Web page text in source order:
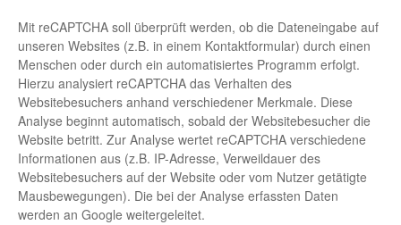
Mit reCAPTCHA soll überprüft werden, ob die Dateneingabe auf
unseren Websites (z.B. in einem Kontaktformular) durch einen
Menschen oder durch ein automatisiertes Programm erfolgt.
Hierzu analysiert reCAPTCHA das Verhalten des
Websitebesuchers anhand verschiedener Merkmale. Diese
Analyse beginnt automatisch, sobald der Websitebesucher die
Website betritt. Zur Analyse wertet reCAPTCHA verschiedene
Informationen aus (z.B. IP-Adresse, Verweildauer des
Websitebesuchers auf der Website oder vom Nutzer getätigte
Mausbewegungen). Die bei der Analyse erfassten Daten
werden an Google weitergeleitet.